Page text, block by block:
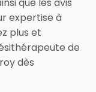
que les avis
expertise à
plus et
de
dès